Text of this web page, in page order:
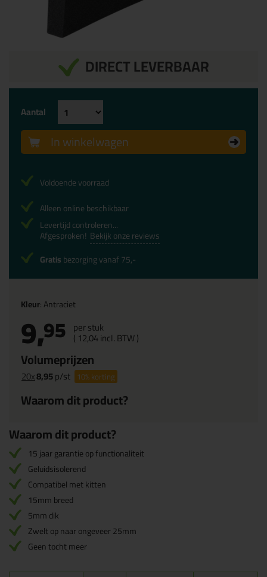
DIRECT LEVERBAAR
Kleur: Antraciet
9,95 per stuk
( 12,04incl. BTW )
Volumeprijzen
20x8,95p/st 10%korting
Waarom dit product?
Aantal
In winkelwagen
Voldoende voorraad
Alleen online beschikbaar
Levertijd controleren...
Afgesproken! Bekijk onze reviews
Gratisbezorging vanaf 75,-
Waarom dit product?
15 jaar garantie op functionaliteit
Geluidsisolerend
Compatibel met kitten
15mm breed
5mm dik
Zwelt op naar ongeveer 25mm
Geen tocht meer